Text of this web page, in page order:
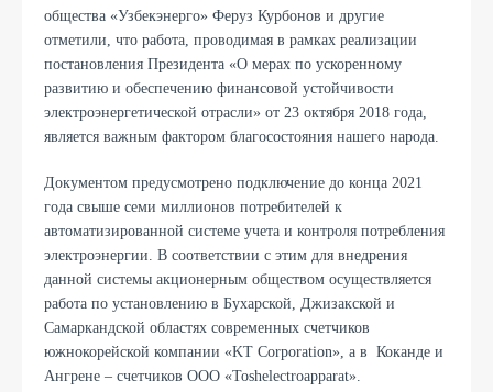
общества «Узбекэнерго» Феруз Курбонов и другие
отметили, что работа, проводимая в рамках реализации
постановления Президента «О мерах по ускоренному
развитию и обеспечению финансовой устойчивости
электроэнергетической отрасли» от 23 октября 2018 года,
является важным фактором благосостояния нашего народа.
Документом предусмотрено подключение до конца 2021
года свыше семи миллионов потребителей к
автоматизированной системе учета и контроля потребления
электроэнергии. В соответствии с этим для внедрения
данной системы акционерным обществом осуществляется
работа по установлению в Бухарской, Джизакской и
Самаркандской областях современных счетчиков
южнокорейской компании «KT Corporation», а в Коканде и
Ангрене – счетчиков ООО «Toshelectroapparat».